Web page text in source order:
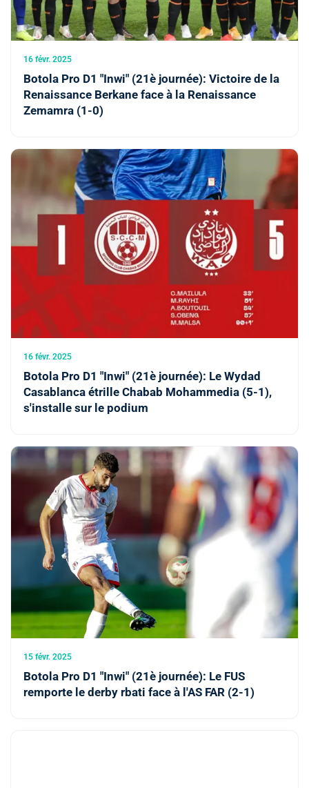
16 févr. 2025
Botola Pro D1 "Inwi" (21è journée): Victoire de la
Renaissance Berkane face à la Renaissance
Zemamra (1-0)
16 févr. 2025
Botola Pro D1 "Inwi" (21è journée): Le Wydad
Casablanca étrille Chabab Mohammedia (5-1),
s'installe sur le podium
15 févr. 2025
Botola Pro D1 "Inwi" (21è journée): Le FUS
remporte le derby rbati face à l'AS FAR (2-1)